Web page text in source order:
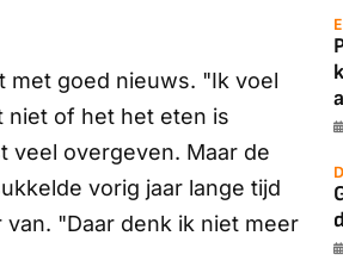
met goed nieuws. "Ik voel
niet of het het eten is
veel overgeven. Maar de
vorig jaar lange tijd
"Daar denk ik niet meer